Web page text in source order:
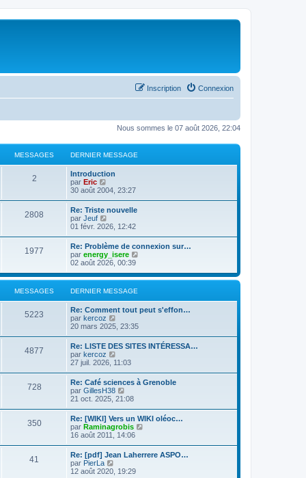
Connexion
Inscription
Nous sommes le 07 août 2026, 22:04
MESSAGES DERNIER MESSAGE
2
Introduction
par Eric
o
u
l
t
e
r
l
e
d
e
r
n
i
e
r
m
e
s
s
a
30 août 2004, 23:27
2808
Re: Triste nouvelle
par Jeuf
o
u
l
t
e
r
l
e
d
e
r
i
e
r
m
e
s
s
a
e
01 févr. 2026, 12:42
1977
Re: Problème de connexion sur…
par energy_isere
s
t
e
e
d
i
e
e
s
s
02 août 2026, 00:39
MESSAGES DERNIER MESSAGE
5223
Re: Comment tout peut s'effon…
par kercoz
o
s
u
l
t
e
r
e
d
e
r
n
i
e
r
e
20 mars 2025, 23:35
4877
Re: LISTE DES SITES INTÉRESSA…
par kercoz
o
u
l
t
e
r
l
e
d
e
r
n
27 juil. 2026, 11:03
728
Re: Café sciences à Grenoble
par GillesH38
o
u
l
t
e
r
e
21 oct. 2025, 21:08
350
Re: [WIKI] Vers un WIKI oléoc…
par Raminagrobis
u
16 août 2011, 14:06
41
Re: [pdf] Jean Laherrere ASPO…
par PierLa
o
12 août 2020, 19:29